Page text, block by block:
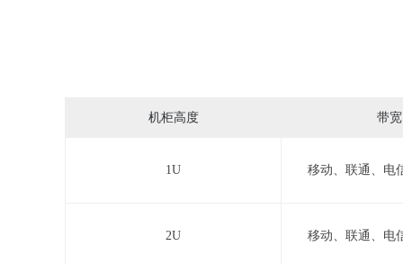
机柜高度 带宽
1U 移动、联通、电
2U 移动、联通、电